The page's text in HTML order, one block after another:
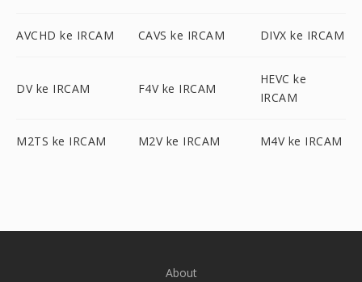
AVCHD ke IRCAM CAVS ke IRCAM DIVX ke IRCAM
DV ke IRCAM F4V ke IRCAM
HEVC ke
IRCAM
M2TS ke IRCAM M2V ke IRCAM M4V ke IRCAM
About